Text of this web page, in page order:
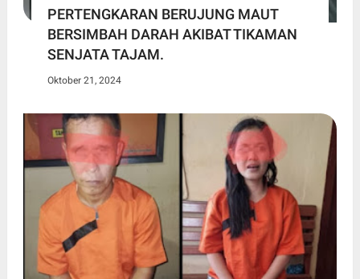
PERTENGKARAN BERUJUNG MAUT
BERSIMBAH DARAH AKIBAT TIKAMAN
SENJATA TAJAM.
Oktober 21, 2024